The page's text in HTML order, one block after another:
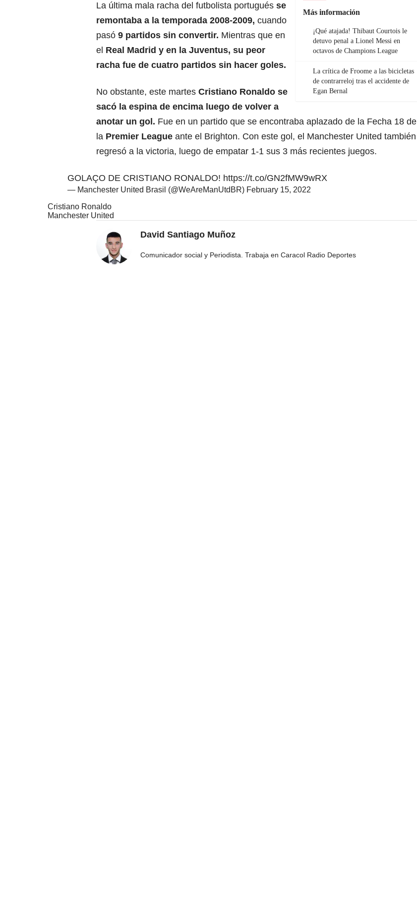
Más información
¡Qué atajada! Thibaut Courtois le
detuvo penal a Lionel Messi en
octavos de Champions League
La crítica de Froome a las bicicletas
de contrarreloj tras el accidente de
Egan Bernal
La última mala racha del futbolista portugués se
remontaba a la temporada 2008-2009, cuando
pasó 9 partidos sin convertir. Mientras que en
el Real Madrid y en la Juventus, su peor
racha fue de cuatro partidos sin hacer goles.
No obstante, este martes Cristiano Ronaldo se
sacó la espina de encima luego de volver a
anotar un gol. Fue en un partido que se encontraba aplazado de la Fecha 18 de
la Premier League ante el Brighton. Con este gol, el Manchester United también
regresó a la victoria, luego de empatar 1-1 sus 3 más recientes juegos.
GOLAÇO DE CRISTIANO RONALDO! https://t.co/GN2fMW9wRX
— Manchester United Brasil (@WeAreManUtdBR) February 15, 2022
Cristiano Ronaldo
Manchester United
David Santiago Muñoz
Comunicador social y Periodista. Trabaja en Caracol Radio Deportes